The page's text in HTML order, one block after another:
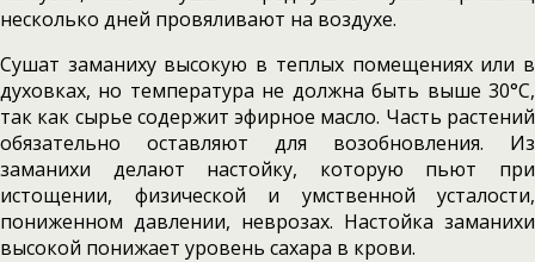
несколь­ко дней провяливают на воздухе.
Сушат заманиху высокую в теп­лых помещениях или в
духовках, но температура не должна быть выше 30°С,
так как сырье со­держит эфирное масло. Часть растений
обяза­тельно оставляют для возобновления. Из
заманихи делают настойку, которую пьют при
истощении, физической и умственной ус­талости,
пониженном давлении, неврозах. На­стойка заманихи
высокой понижает уровень сахара в крови.